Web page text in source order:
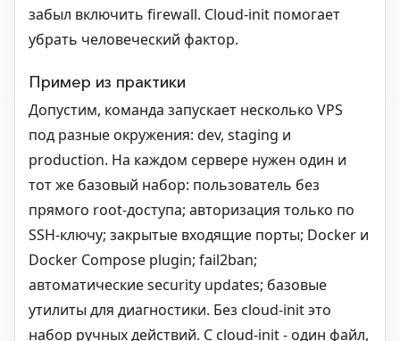
забыл включить firewall. Cloud-init помогает
убрать человеческий фактор.
Пример из практики
Допустим, команда запускает несколько VPS
под разные окружения: dev, staging и
production. На каждом сервере нужен один и
тот же базовый набор: пользователь без
прямого root-доступа; авторизация только по
SSH-ключу; закрытые входящие порты; Docker и
Docker Compose plugin; fail2ban;
автоматические security updates; базовые
утилиты для диагностики. Без cloud-init это
набор ручных действий. С cloud-init - один файл,